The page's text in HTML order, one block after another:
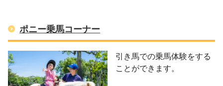
ポニー乗馬コーナー
引き馬での乗馬体験をする
ことができます。